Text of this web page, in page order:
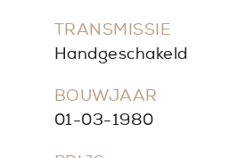
TRANSMISSIE
Handgeschakeld
BOUWJAAR
01-03-1980